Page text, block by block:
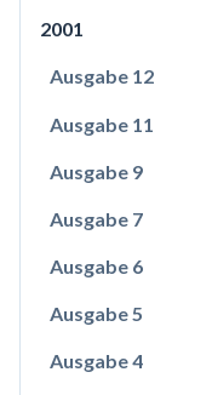
2001
Ausgabe 12
Ausgabe 11
Ausgabe 9
Ausgabe 7
Ausgabe 6
Ausgabe 5
Ausgabe 4